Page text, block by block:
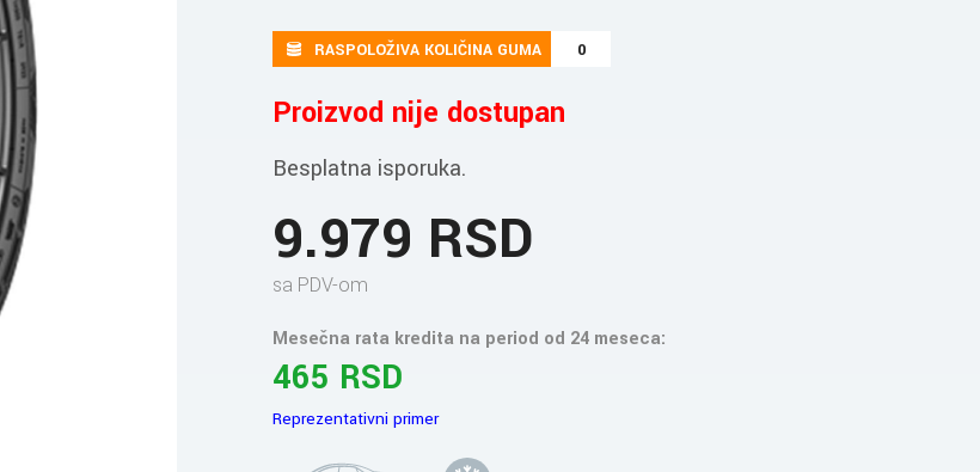
RASPOLOŽIVA KOLIČINA GUMA 0
Proizvod nije dostupan
Besplatna isporuka.
9.979 RSD
sa PDV-om
Mesečna rata kredita na period od 24 meseca:
465 RSD
Reprezentativni primer